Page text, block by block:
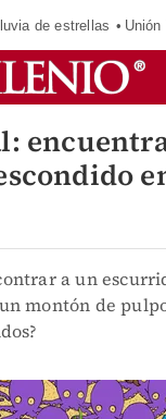
de estrellas Unión
a un
montón de